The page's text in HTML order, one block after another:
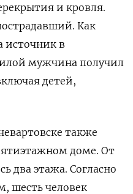
и кровля.
Как
источник в
мужчина получил
детей,
также
доме. От
два этажа. Согласно
шесть человек